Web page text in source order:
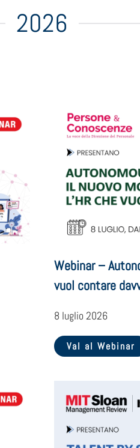
2026
Webinar –
vuol contare
8 luglio 2026
Val al Webinar